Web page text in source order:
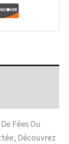
Fées Ou
Découvrez